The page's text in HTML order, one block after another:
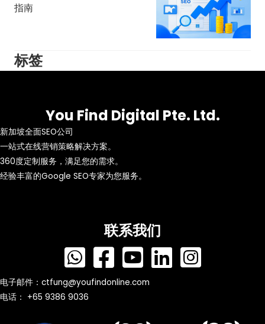
指南
标签
You Find Digital Pte. Ltd.
新加坡全面SEO公司
一站式在线营销策略解决方案。
360度定制服务，满足您的需求。
经验丰富的Google SEO专家为您服务。
联系我们
电子邮件： ctfung@youfindonline.com
电话： +65 9386 9036